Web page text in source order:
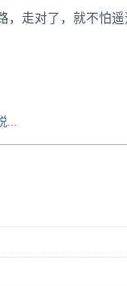
走对了，就不怕遥